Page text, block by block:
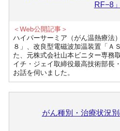
RF−8」
＜Web公開記事＞
ハイパーサーミア（がん温熱療法
８」、改良型電磁波加温装置「Ａ
た、元株式会社山本ビニター専務
イチ・ジェイ取締役最高技術部
お話を伺いました。
がん種別・治療状況